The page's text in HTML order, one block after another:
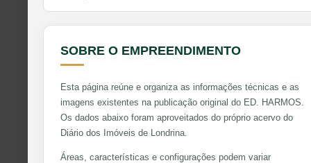
SOBRE O EMPREENDIMENTO
Esta página reúne e organiza as informações técnicas e as
imagens existentes na publicação original do ED. HARMOS.
Os dados abaixo foram aproveitados do próprio acervo do
Diário dos Imóveis de Londrina.
Áreas, características e configurações podem variar